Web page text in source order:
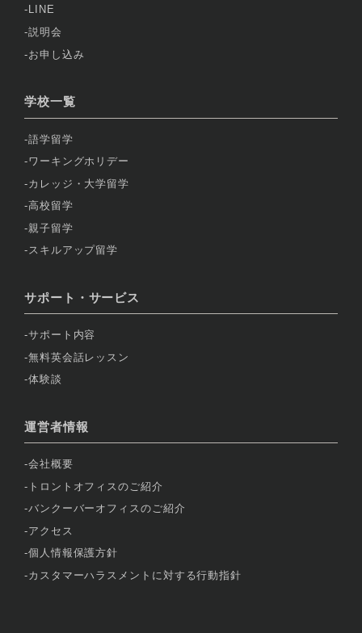
LINE
説明会
お申し込み
学校一覧
語学留学
ワーキングホリデー
カレッジ・大学留学
高校留学
親子留学
スキルアップ留学
サポート・サービス
サポート内容
無料英会話レッスン
体験談
運営者情報
会社概要
トロントオフィスのご紹介
バンクーバーオフィスのご紹介
アクセス
個人情報保護方針
カスタマーハラスメントに対する行動指針